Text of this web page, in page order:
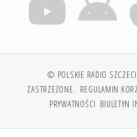
© POLSKIE RADIO
ZASTRZEŻONE. REGULAMIN
PRYWATNOŚCI BIULETYN